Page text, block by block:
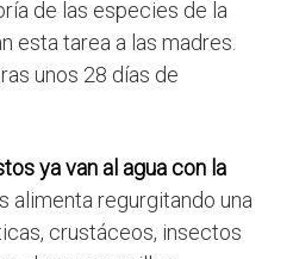
de las especies de la
esta tarea a las madres.
unos 28 días de
ya van al agua con la
alimenta regurgitando una
crustáceos, insectos